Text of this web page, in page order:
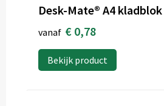
Desk-Mate® A4 kladblok
vanaf € 0,78
Bekijk product